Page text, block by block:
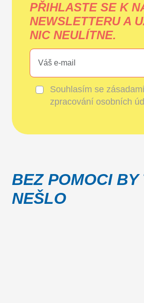
PŘIHLASTE SE K
NEWSLETTERU A
NIC NEULÍTNE.
Souhlasím se zásadami
zpracování osobních
BEZ POMOCI BY
NEŠLO